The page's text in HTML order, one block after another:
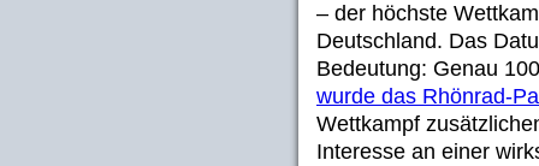
– der höchste
Deutschland. Das
Bedeutung: Genau
wurde das Rhönrad-
Wettkampf
Interesse an einer